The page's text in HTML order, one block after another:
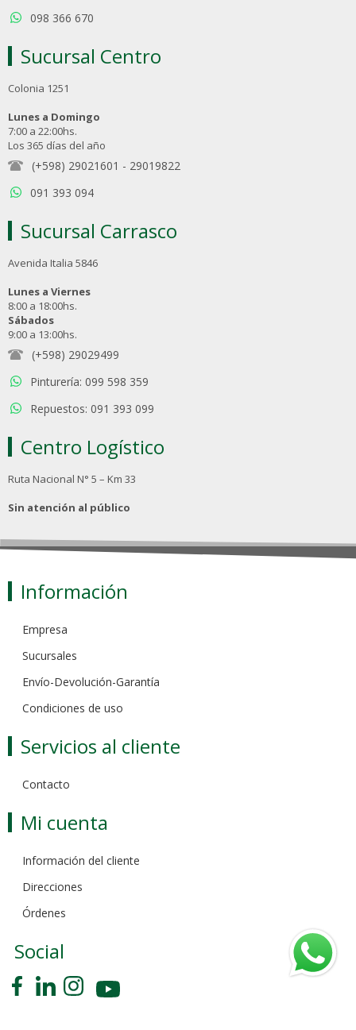
098 366 670
Sucursal Centro
Colonia 1251
Lunes a Domingo
7:00 a 22:00hs.
Los 365 días del año
(+598) 29021601 - 29019822
091 393 094
Sucursal Carrasco
Avenida Italia 5846
Lunes a Viernes
8:00 a 18:00hs.
Sábados
9:00 a 13:00hs.
(+598) 29029499
Pinturería: 099 598 359
Repuestos: 091 393 099
Centro Logístico
Ruta Nacional N° 5 – Km 33
Sin atención al público
Información
Empresa
Sucursales
Envío-Devolución-Garantía
Condiciones de uso
Servicios al cliente
Contacto
Mi cuenta
Información del cliente
Direcciones
Órdenes
Social